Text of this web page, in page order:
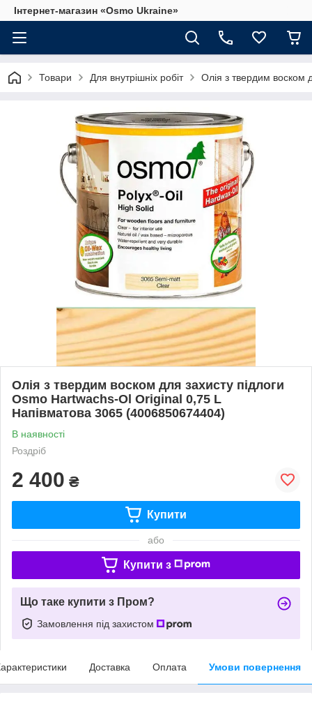
Інтернет-магазин «Osmo Ukraine»
Товари Для внутрішніх робіт Олія з твердим воском
Олія з твердим воском для захисту підлоги
Osmo Hartwachs-Ol Original 0,75 L
Напівматова 3065 (4006850674404)
В наявності
Роздріб
2 400 ₴
Купити
або
Купити з
Що таке купити з Пром?
Замовлення під захистом
Доставка Оплата Умови повернення